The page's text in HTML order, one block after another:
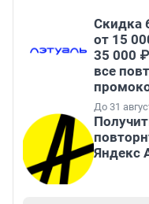
Скидка
от 15
35 000
все
До 31
Яндекс